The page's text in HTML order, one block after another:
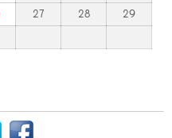
27 28
29